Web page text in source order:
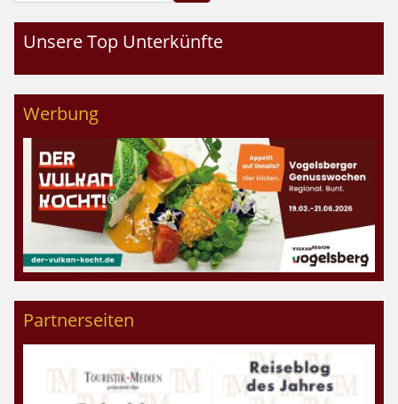
Unsere Top Unterkünfte
Werbung
Partnerseiten